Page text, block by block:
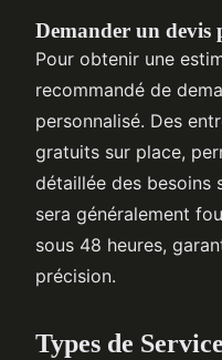
Demander un devis
Pour obtenir une
recommandé de
personnalisé. Des
gratuits sur place,
détaillée des besoins
sera généralement
sous 48 heures,
précision.
Types de